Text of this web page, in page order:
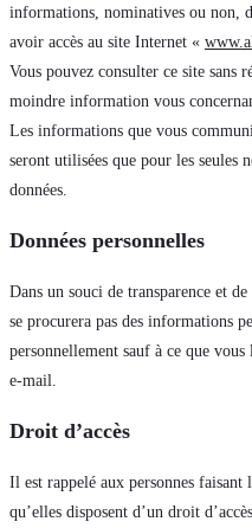
informations, nominatives ou non,
avoir accès au site Internet «
Vous pouvez consulter ce site sans
moindre information vous
Les informations que vous
seront utilisées que pour les seules
données.
Données personnelles
Dans un souci de transparence et
se procurera pas des informations
personnellement sauf à ce que
e-mail.
Droit d’accès
Il est rappelé aux personnes
qu’elles disposent d’un droit